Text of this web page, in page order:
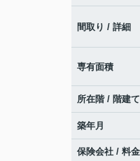
間取り / 詳細
専有面積
所在階 / 階建て
築年月
保険会社 / 料金